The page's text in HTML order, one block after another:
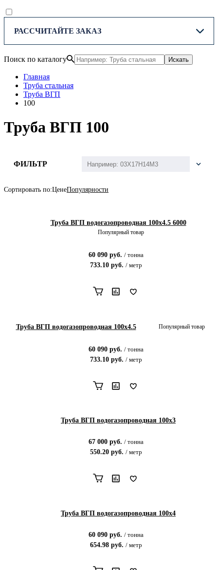
РАССЧИТАЙТЕ ЗАКАЗ
Поиск по каталогу Искать
Главная
Труба стальная
Труба ВГП
100
Труба ВГП 100
ФИЛЬТР
Сортировать по:ЦенеПопулярности
Труба ВГП водогазопроводная 100x4.5 6000
Популярный товар
60 090руб. / тонна
733.10руб. / метр
Труба ВГП водогазопроводная 100х4.5 Популярный товар
60 090руб. / тонна
733.10руб. / метр
Труба ВГП водогазопроводная 100х3
67 000руб. / тонна
550.20руб. / метр
Труба ВГП водогазопроводная 100х4
60 090руб. / тонна
654.98руб. / метр